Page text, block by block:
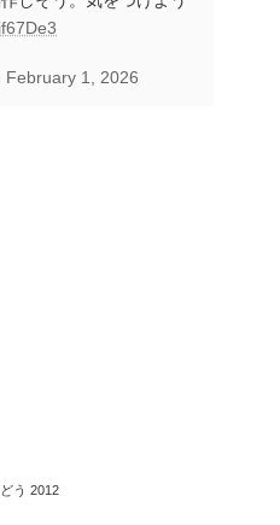
February 1, 2026
う 2012